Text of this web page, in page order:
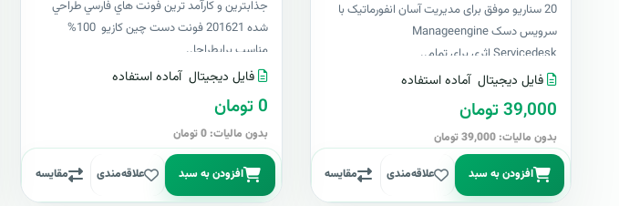
20 سناریو موفق برای مدیریت آسان انفورماتیک با
سرویس دسک Manageengine
Servicedesk اثری برای تمام..
فایل دیجیتال آماده استفاده
39,000 تومان
بدون مالیات: 39,000 تومان
افزودن به سبد علاقه‌مندی مقایسه
جذابترين و کارآمد ترين فونت هاي فارسي طراحي
شده 201621 فونت دست چين کازيو 100%
مناسب برايطراحا..
فایل دیجیتال آماده استفاده
0 تومان
بدون مالیات: 0 تومان
افزودن به سبد علاقه‌مندی مقایسه